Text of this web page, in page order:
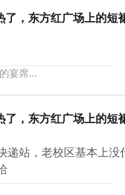
了，东方红广场上的短
宴席...
了，东方红广场上的短
递站，老校区基本上